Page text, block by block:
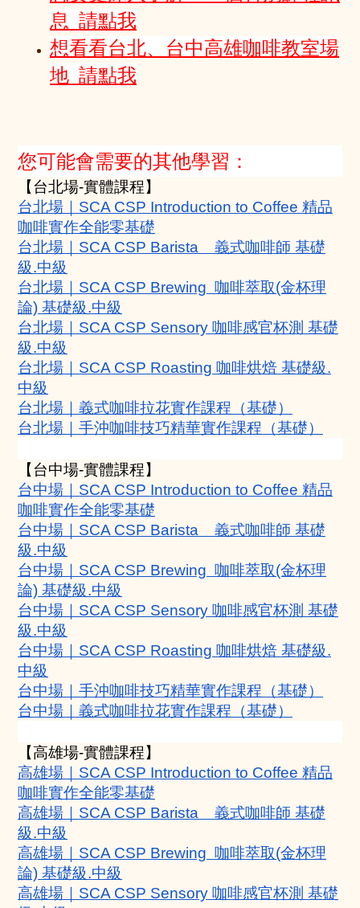
息 請點我
想看看台北、台中高雄咖啡教室場
地 請點我
您可能會需要的其他學習：
【台北場-實體課程】
台北場｜SCA CSP Introduction to Coffee 精品
咖啡實作全能零基礎
台北場｜SCA CSP Barista    義式咖啡師 基礎
級.中級
台北場｜SCA CSP Brewing  咖啡萃取(金杯理
論) 基礎級.中級
台北場｜SCA CSP Sensory 咖啡感官杯測 基礎
級.中級
台北場｜SCA CSP Roasting 咖啡烘焙 基礎級.
中級
台北場｜義式咖啡拉花實作課程（基礎）
台北場｜手沖咖啡技巧精華實作課程（基礎）
【台中場-實體課程】
台中場｜SCA CSP Introduction to Coffee 精品
咖啡實作全能零基礎
台中場｜SCA CSP Barista    義式咖啡師 基礎
級.中級
台中場｜SCA CSP Brewing  咖啡萃取(金杯理
論) 基礎級.中級
台中場｜SCA CSP Sensory 咖啡感官杯測 基礎
級.中級
台中場｜SCA CSP Roasting 咖啡烘焙 基礎級.
中級
台中場｜手沖咖啡技巧精華實作課程（基礎）
台中場｜義式咖啡拉花實作課程（基礎）
【高雄場-實體課程】
高雄場｜SCA CSP Introduction to Coffee 精品
咖啡實作全能零基礎
高雄場｜SCA CSP Barista    義式咖啡師 基礎
級.中級
高雄場｜SCA CSP Brewing  咖啡萃取(金杯理
論) 基礎級.中級
高雄場｜SCA CSP Sensory 咖啡感官杯測 基礎